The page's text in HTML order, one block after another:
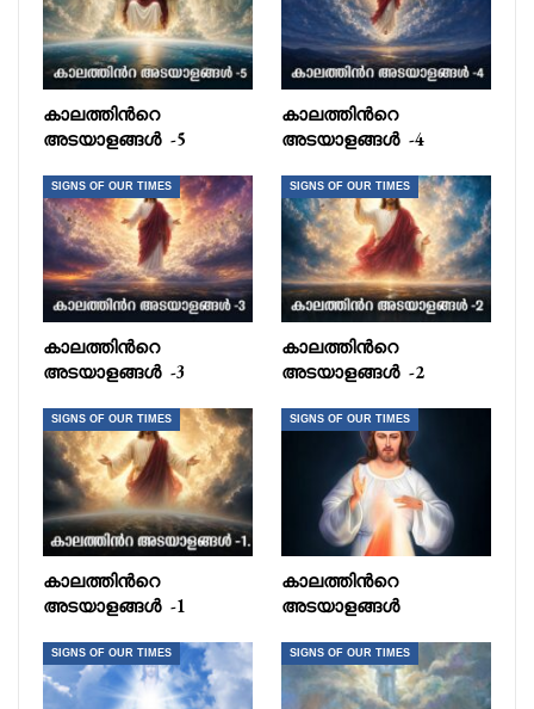
കാലത്തിൻറെ
അടയാളങ്ങൾ -5
കാലത്തിൻറെ
അടയാളങ്ങൾ -4
SIGNS OF OUR TIMES
കാലത്തിൻറെ
അടയാളങ്ങൾ -3
SIGNS OF OUR TIMES
കാലത്തിൻറെ
അടയാളങ്ങൾ -2
SIGNS OF OUR TIMES
കാലത്തിൻറെ
അടയാളങ്ങൾ -1
SIGNS OF OUR TIMES
കാലത്തിൻറെ
അടയാളങ്ങൾ
SIGNS OF OUR TIMES SIGNS OF OUR TIMES